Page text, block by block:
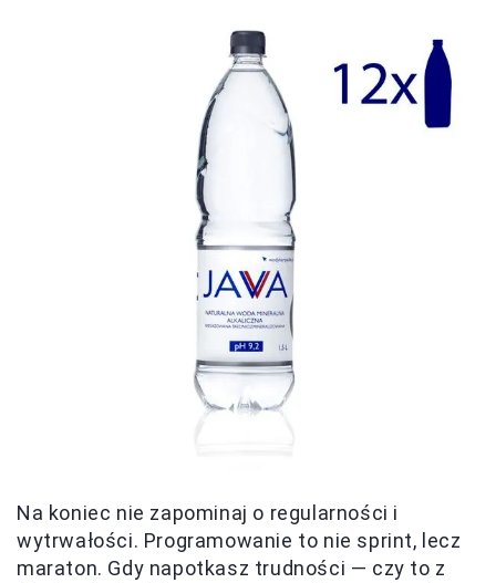
Na koniec nie zapominaj o regularności i
wytrwałości. Programowanie to nie sprint, lecz
maraton. Gdy napotkasz trudności — czy to z